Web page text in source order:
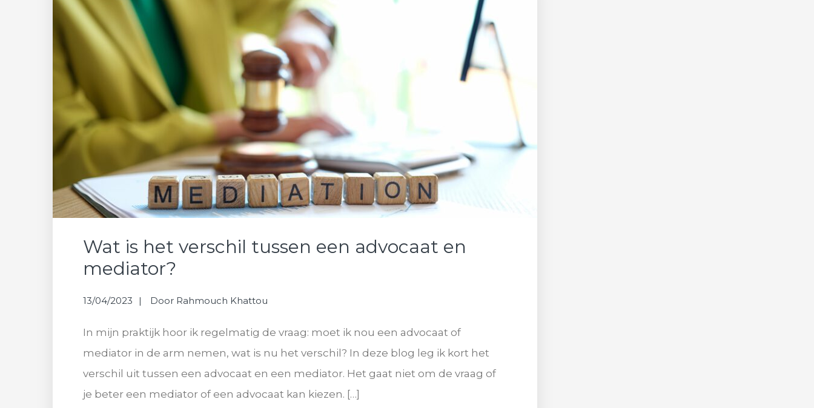
Wat is het verschil tussen een advocaat en
mediator?
13/04/2023 Door Rahmouch Khattou
In mijn praktijk hoor ik regelmatig de vraag: moet ik nou een advocaat of
mediator in de arm nemen, wat is nu het verschil? In deze blog leg ik kort het
verschil uit tussen een advocaat en een mediator. Het gaat niet om de vraag of
je beter een mediator of een advocaat kan kiezen. […]